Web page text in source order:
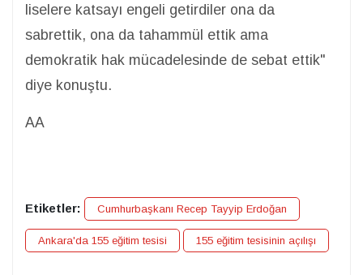
liselere katsayı engeli getirdiler ona da
sabrettik, ona da tahammül ettik ama
demokratik hak mücadelesinde de sebat ettik"
diye konuştu.
AA
Etiketler: Cumhurbaşkanı Recep Tayyip Erdoğan
Ankara'da 155 eğitim tesisi 155 eğitim tesisinin açılışı